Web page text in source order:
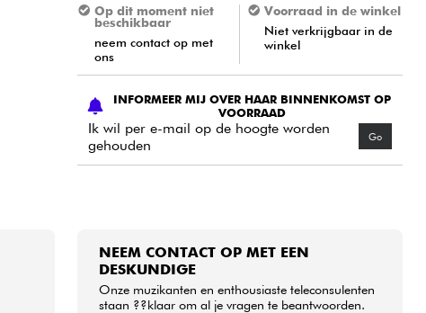
Op dit moment niet
beschikbaar
neem contact op met
ons
Voorraad in de winkel
Niet verkrijgbaar in de
winkel
INFORMEER MIJ OVER HAAR BINNENKOMST OP
VOORRAAD
Ik wil per e-mail op de hoogte worden
gehouden
Go
NEEM CONTACT OP MET EEN
DESKUNDIGE
Onze muzikanten en enthousiaste teleconsulenten
staan ??klaar om al je vragen te beantwoorden.